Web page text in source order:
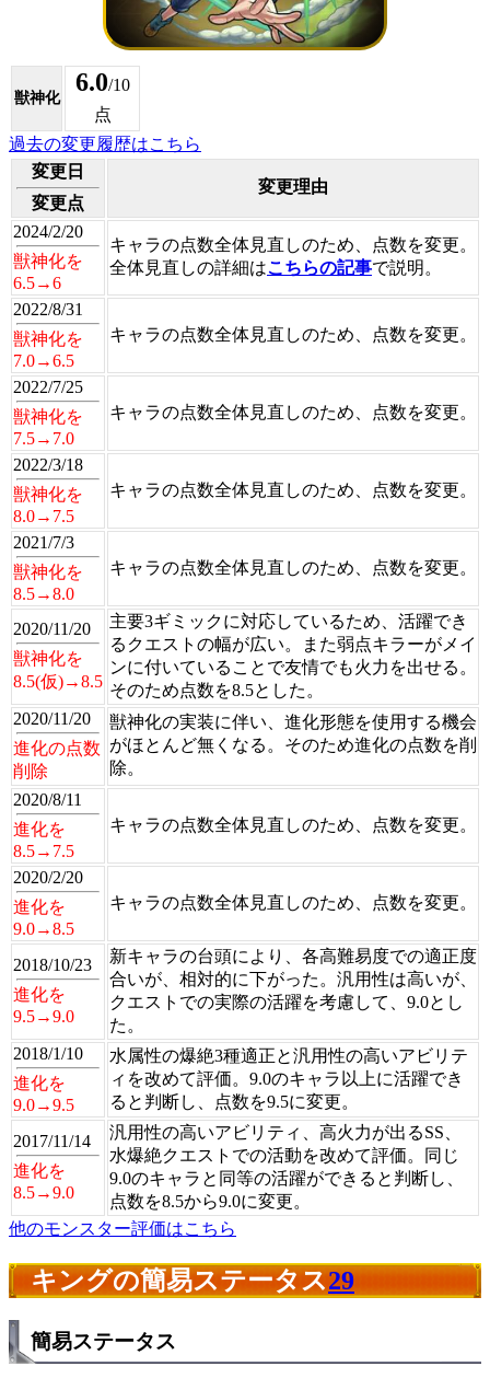
獣神化
6.0/10
点
過去の変更履歴はこちら
変更日
変更点
変更理由
2024/2/20
獣神化を
6.5→6
キャラの点数全体見直しのため、点数を変更。
全体見直しの詳細はこちらの記事で説明。
2022/8/31
獣神化を
7.0→6.5
キャラの点数全体見直しのため、点数を変更。
2022/7/25
獣神化を
7.5→7.0
キャラの点数全体見直しのため、点数を変更。
2022/3/18
獣神化を
8.0→7.5
キャラの点数全体見直しのため、点数を変更。
2021/7/3
獣神化を
8.5→8.0
キャラの点数全体見直しのため、点数を変更。
2020/11/20
獣神化を
8.5(仮)→8.5
主要3ギミックに対応しているため、活躍でき
るクエストの幅が広い。また弱点キラーがメイ
ンに付いていることで友情でも火力を出せる。
そのため点数を8.5とした。
2020/11/20
進化の点数
削除
獣神化の実装に伴い、進化形態を使用する機会
がほとんど無くなる。そのため進化の点数を削
除。
2020/8/11
進化を
8.5→7.5
キャラの点数全体見直しのため、点数を変更。
2020/2/20
進化を
9.0→8.5
キャラの点数全体見直しのため、点数を変更。
2018/10/23
進化を
9.5→9.0
新キャラの台頭により、各高難易度での適正度
合いが、相対的に下がった。汎用性は高いが、
クエストでの実際の活躍を考慮して、9.0とし
た。
2018/1/10
進化を
9.0→9.5
水属性の爆絶3種適正と汎用性の高いアビリテ
ィを改めて評価。9.0のキャラ以上に活躍でき
ると判断し、点数を9.5に変更。
2017/11/14
進化を
8.5→9.0
汎用性の高いアビリティ、高火力が出るSS、
水爆絶クエストでの活動を改めて評価。同じ
9.0のキャラと同等の活躍ができると判断し、
点数を8.5から9.0に変更。
他のモンスター評価はこちら
キングの簡易ステータス29
簡易ステータス